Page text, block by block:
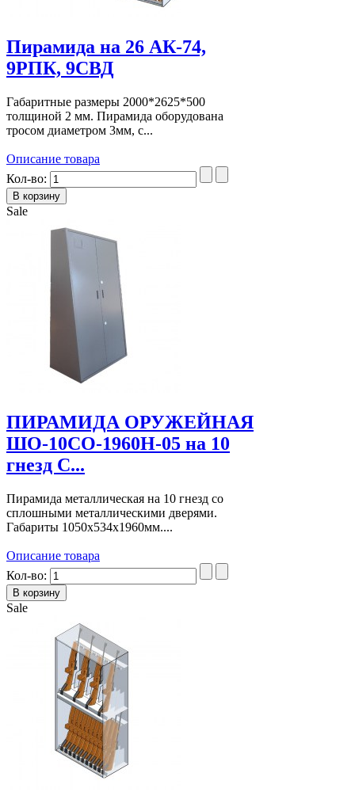
Пирамида на 26 АК-74,
9РПК, 9СВД
Габаритные размеры 2000*2625*500
толщиной 2 мм. Пирамида оборудована
тросом диаметром 3мм, с...
Описание товара
Кол-во:
Sale
ПИРАМИДА ОРУЖЕЙНАЯ
ШО-10СО-1960Н-05 на 10
гнезд С...
Пирамида металлическая на 10 гнезд со
сплошными металлическими дверями.
Габариты 1050х534х1960мм....
Описание товара
Кол-во:
Sale